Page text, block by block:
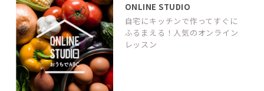
ONLINE STUDIO
自宅にキッチンで作ってすぐに
ふるまえる！人気のオンライン
レッスン